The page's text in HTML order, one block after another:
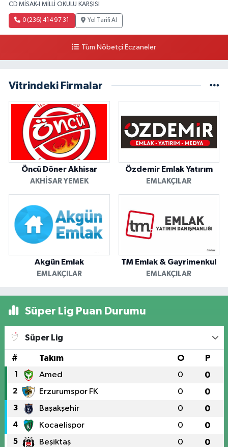
CD.MİSAK-I MİLLİ OKULU KARŞISI
0 (236) 414 97 31 Yol Tarifi Al
Tüm Nöbetçi Eczaneler
Vitrindeki Firmalar
Öncü Döner Akhisar
AKHISAR YEMEK
Özdemir Emlak Yatırım
EMLAKÇILAR
Akgün Emlak
EMLAKÇILAR
TM Emlak & Gayrimenkul
EMLAKÇILAR
Süper Lig Puan Durumu
Süper Lig
# Takım O P
1 Amed 0 0
2 Erzurumspor FK 0 0
3 Başakşehir 0 0
4 Kocaelispor 0 0
5 Beşiktaş 0 0